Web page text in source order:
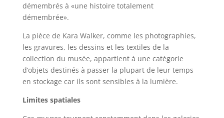
démembrés à «une histoire totalement
démembrée».
La pièce de Kara Walker, comme les photographies,
les gravures, les dessins et les textiles de la
collection du musée, appartient à une catégorie
d’objets destinés à passer la plupart de leur temps
en stockage car ils sont sensibles à la lumière.
Limites spatiales